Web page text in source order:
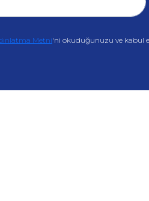
Metni'ni okuduğunuzu ve kabul